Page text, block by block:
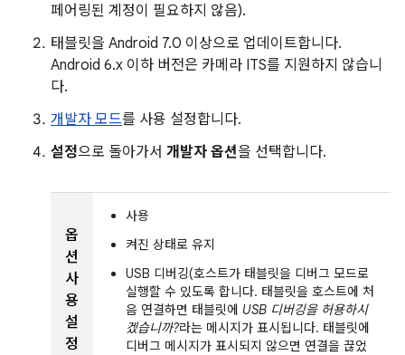
페어링된 계정이 필요하지 않음).
태블릿을 Android 7.0 이상으로 업데이트합니다.
Android 6.x 이하 버전은 카메라 ITS를 지원하지 않습니
다.
개발자 모드를 사용 설정합니다.
설정으로 돌아가서 개발자 옵션을 선택합니다.
옵
션
사
용
설
정
사용
켜진 상태로 유지
USB 디버깅(호스트가 태블릿을 디버그 모드로
실행할 수 있도록 합니다. 태블릿을 호스트에 처
음 연결하면 태블릿에 USB 디버깅을 허용하시
겠습니까?라는 메시지가 표시됩니다. 태블릿에
디버그 메시지가 표시되지 않으면 연결을 끊었